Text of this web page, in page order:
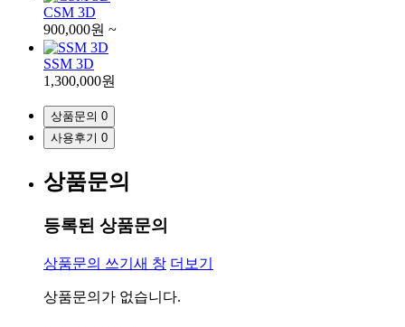
CSM 3D
900,000원 ~
SSM 3D
1,300,000원
상품문의 0
사용후기 0
상품문의
등록된 상품문의
상품문의 쓰기 새 창 더보기
상품문의가 없습니다.